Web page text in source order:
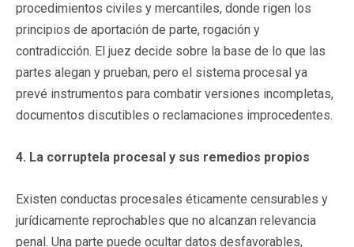
procedimientos civiles y mercantiles, donde rigen los
principios de aportación de parte, rogación y
contradicción. El juez decide sobre la base de lo que las
partes alegan y prueban, pero el sistema procesal ya
prevé instrumentos para combatir versiones incompletas,
documentos discutibles o reclamaciones improcedentes.
4. La corruptela procesal y sus remedios propios
Existen conductas procesales éticamente censurables y
jurídicamente reprochables que no alcanzan relevancia
penal. Una parte puede ocultar datos desfavorables,